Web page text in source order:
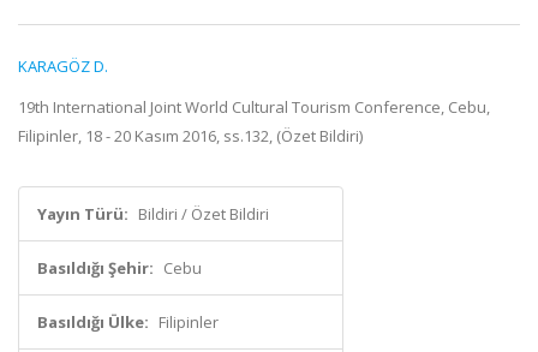
KARAGÖZ D.
19th International Joint World Cultural Tourism Conference, Cebu,
Filipinler, 18 - 20 Kasım 2016, ss.132, (Özet Bildiri)
Yayın Türü: Bildiri / Özet Bildiri
Basıldığı Şehir: Cebu
Basıldığı Ülke: Filipinler